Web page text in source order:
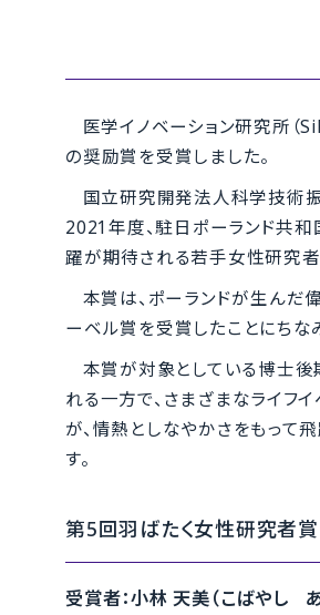
医学イノベーション研究所（
の奨励賞を受賞しました。
国立研究開発法人科学技術振
2021年度、駐日ポーランド共
躍が期待される若手女性研究者
本賞は、ポーランドが生んだ
ーベル賞を受賞したことにちな
本賞が対象としている博士
れる一方で、さまざまなライフ
が、情熱としなやかさをもっ
す。
第5回羽ばたく女性研究者賞
受賞者：小林 天美（こばやし